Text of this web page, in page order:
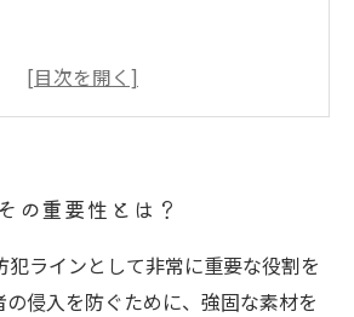
まる門扉の防犯対策
高める最新トレンドとは？
る、家族を守る安心の門扉デザ
の重要性とは？
犯ラインとして非常に重要な役割を
侵入を防ぐために、強固な素材を